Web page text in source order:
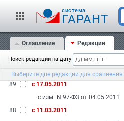
cистема
ГАРАНТ
Оглавление Редакции
Поиск редакции на дату
Выберите две редакции для сравнения
N 253-Ф3 от 21.07.2011
91
с 26.07.2011
с изм. N 200-Ф3 от 11.07.2011
90
с 01.07.2011
с изм. N 398-Ф3 от 28.12.2010
N 66-Ф3 от 06.04.2011
89
с 17.05.2011
с изм. N 97-Ф3 от 04.05.2011
88
с 11.03.2011